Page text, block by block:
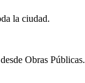
la ciudad.
Obras Públicas.